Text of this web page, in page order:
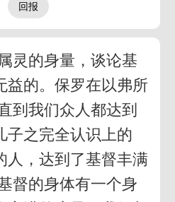
灵的身量，谈论基
益的。保罗在以弗所
到我们众人都达到
子之完全认识上的
人，达到了基督丰满
督的身体有一个身